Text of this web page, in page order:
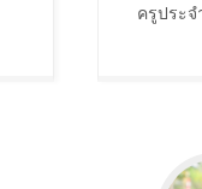
ครูประ